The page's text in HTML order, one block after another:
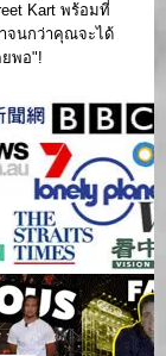
Kart พร้อมที่
จนกว่าคุณจะได้
ยพอ"!